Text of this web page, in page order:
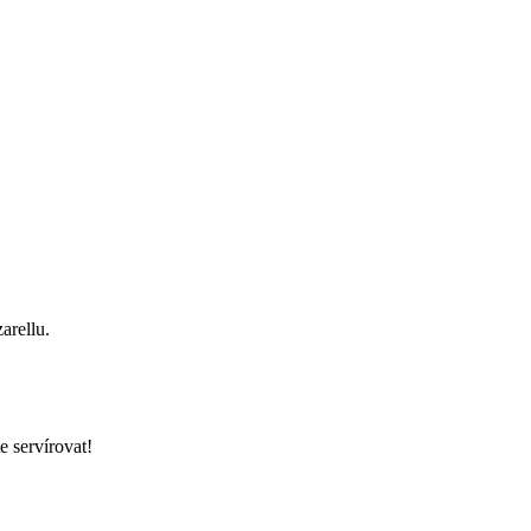
servírovat!